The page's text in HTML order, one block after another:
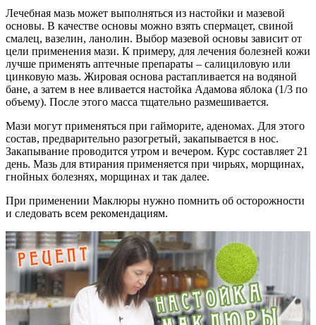
Лечебная мазь может выполняться из настойки и мазевой
основы. В качестве основы можно взять спермацет, свиной
смалец, вазелин, ланолин. Выбор мазевой основы зависит от
цели применения мази. К примеру, для лечения болезней кожи
лучше применять аптечные препараты – салициловую или
цинковую мазь. Жировая основа растапливается на водяной
бане, а затем в нее вливается настойка Адамова яблока (1/3 по
объему). После этого масса тщательно размешивается.
Мази могут применяться при гайморите, аденомах. Для этого
состав, предварительно разогретый, закапывается в нос.
Закапывание проводится утром и вечером. Курс составляет 21
день. Мазь для втирания применяется при чирьях, морщинах,
гнойных болезнях, морщинах и так далее.
При применении Маклюры нужно помнить об осторожности
и следовать всем рекомендациям.